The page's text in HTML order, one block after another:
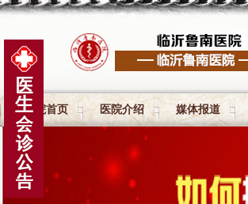
医院首页 医院介绍 媒体报道